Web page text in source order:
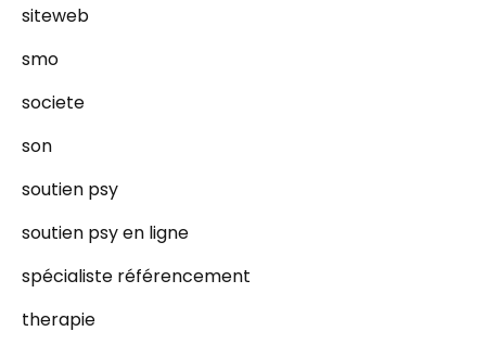
siteweb
smo
societe
son
soutien psy
soutien psy en ligne
spécialiste référencement
therapie